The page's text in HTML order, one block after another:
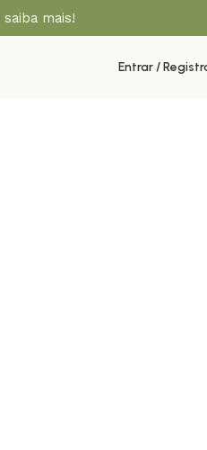
saiba mais!
Entrar /